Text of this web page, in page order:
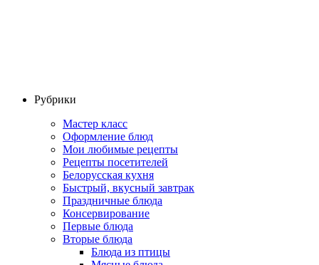
Рубрики
Мастер класс
Оформление блюд
Мои любимые рецепты
Рецепты посетителей
Белорусская кухня
Быстрый, вкусный завтрак
Праздничные блюда
Консервирование
Первые блюда
Вторые блюда
Блюда из птицы